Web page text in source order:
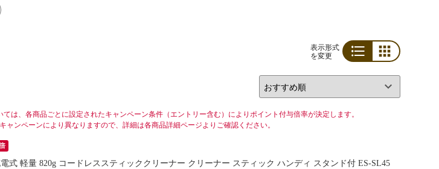
表示形式
を変更
ては、各商品ごとに設定されたキャンペーン条件（エントリー含む）によりポイント付与倍率が決定します。
ャンペーンにより異なりますので、詳細は各商品詳細ページよりご確認ください。
式 軽量 820g コードレススティッククリーナー クリーナー スティック ハンディ スタンド付 ES-SL45